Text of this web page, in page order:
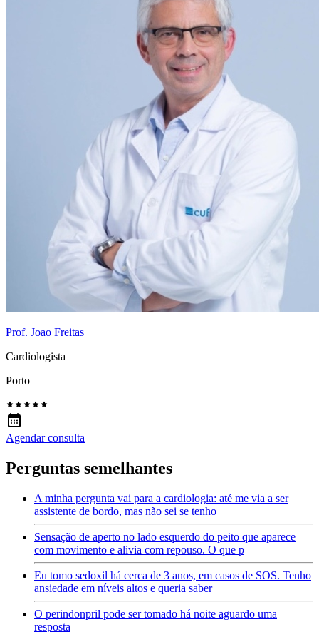
Prof. Joao Freitas
Cardiologista
Porto
Agendar consulta
Perguntas semelhantes
A minha pergunta vai para a cardiologia: até me via a ser
assistente de bordo, mas não sei se tenho
Sensação de aperto no lado esquerdo do peito que aparece
com movimento e alivia com repouso. O que p
Eu tomo sedoxil há cerca de 3 anos, em casos de SOS. Tenho
ansiedade em níveis altos e queria saber
O perindonpril pode ser tomado há noite aguardo uma
resposta